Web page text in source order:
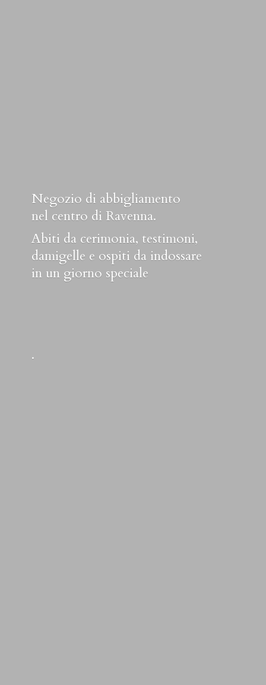
Negozio di abbigliamento
nel centro di Ravenna.
Abiti da cerimonia, testimoni,
damigelle e ospiti da indossare
in un giorno speciale
.